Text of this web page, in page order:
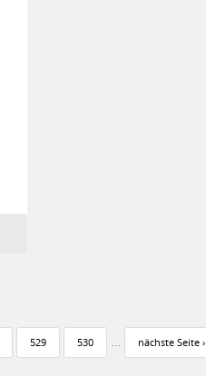
529 530 … nächste Seite ›